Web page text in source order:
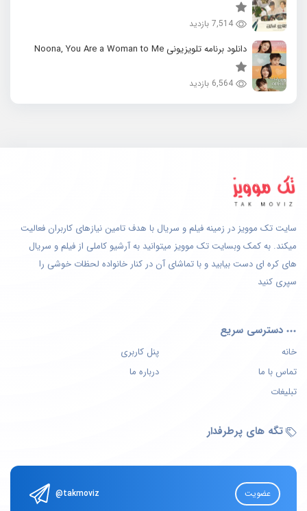
7,514 بازدید
دانلود برنامه تلویزیونی Noona, You Are a Woman to Me
6,564 بازدید
سایت تک موویز در زمینه فیلم و سریال با هدف تامین نیازهای کاربران فعالیت
میکند. به کمک وبسایت تک موویز میتوانید به آرشیو کاملی از فیلم و سریال
های کره ای دست بیابید و با تماشای آن در کنار خانواده لحظات خوشی را
سپری کنید
دسترسی سریع
خانه
پنل کاربری
تماس با ما
درباره ما
تبلیغات
تگه های پرطرفدار
@takmoviz عضویت